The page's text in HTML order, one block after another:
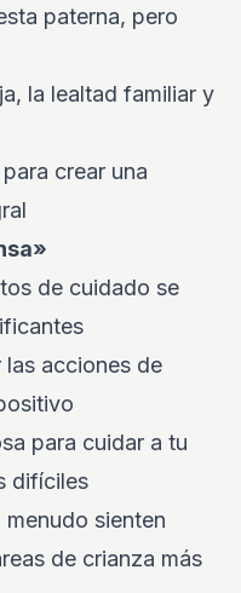
paterna, pero
la lealtad familiar y
crear una
de cuidado se
las acciones de
para cuidar a tu
difíciles
sienten
de crianza más